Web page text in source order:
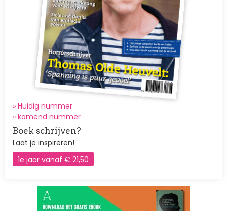
» Huidig nummer
» komend nummer
Boek schrijven?
Laat je inspireren!
1e jaar vanaf € 21,50